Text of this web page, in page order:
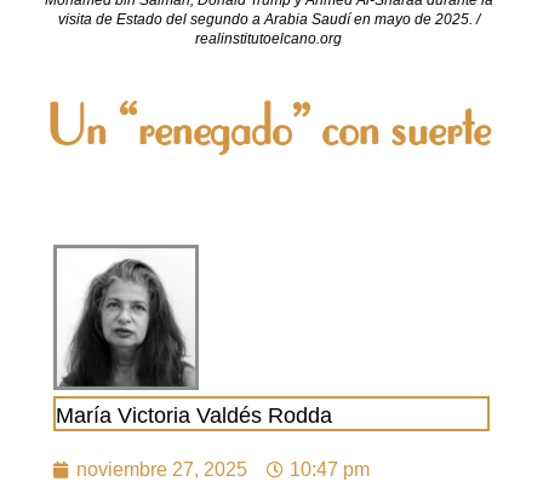
visita de Estado del segundo a Arabia Saudí en mayo de 2025. /
realinstitutoelcano.org
Un “renegado” con suerte
María Victoria Valdés Rodda
noviembre 27, 2025
10:47 pm